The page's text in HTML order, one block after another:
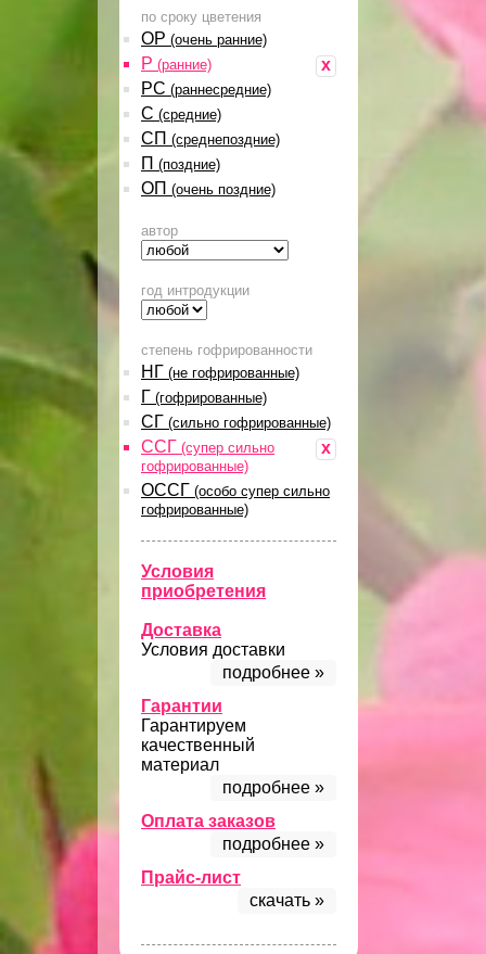
по сроку цветения
ОР (очень ранние)
x
Р (ранние)
РС (раннесредние)
С (средние)
СП (среднепоздние)
П (поздние)
ОП (очень поздние)
автор
год интродукции
степень гофрированности
НГ (не гофрированные)
Г (гофрированные)
СГ (сильно гофрированные)
x
ССГ (супер сильно
гофрированные)
ОССГ (особо супер сильно
гофрированные)
Условия
приобретения
Доставка
Условия доставки
подробнее »
Гарантии
Гарантируем
качественный
материал
подробнее »
Оплата заказов
подробнее »
Прайс-лист
скачать »